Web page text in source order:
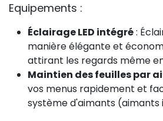
Equipements :
Éclairage LED intégré:
manière élégante et
attirant les regards même
Maintien des feuilles par
vos menus rapidement et
système d'aimants (aimants